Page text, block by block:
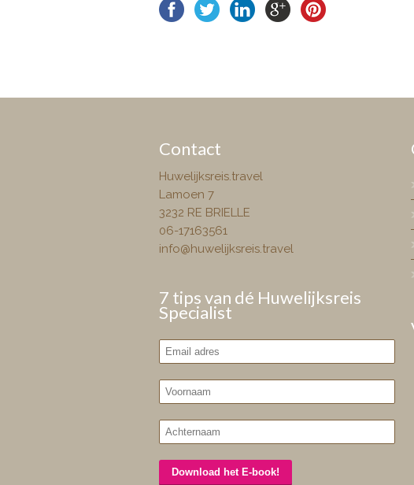
Contact
Huwelijksreis.travel
Lamoen 7
3232 RE BRIELLE
06-17163561
info@huwelijksreis.travel
7 tips van dé Huwelijksreis
Specialist